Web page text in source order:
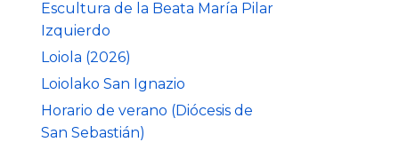
Escultura de la Beata María Pilar
Izquierdo
Loiola (2026)
Loiolako San Ignazio
Horario de verano (Diócesis de
San Sebastián)